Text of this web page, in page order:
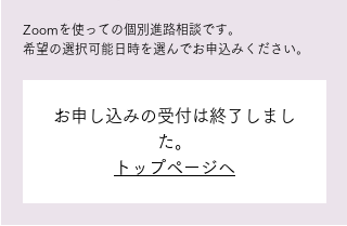
Zoomを使っての個別進路相談です。
希望の選択可能日時を選んでお申込みください。
お申し込みの受付は終了しまし
た。
トップページへ